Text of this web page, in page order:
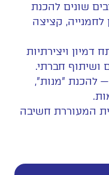
משחק ו-10 מרכיבים שונים להכנת
לחמנייה, קציצה
דמיון ויצירתיות
ושיתוף חברתי.
להכנת "מנות",
המעוררת חשיבה